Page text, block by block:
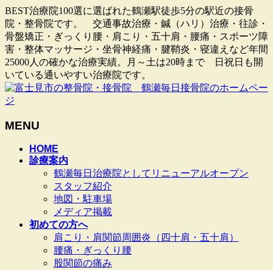
BEST治療院100選に選ばれた鶴瀬駅徒歩5分の駅近の接骨
院・整骨院です。 交通事故治療・鍼（ハリ）治療・往診・
骨盤矯正・ぎっくり腰・肩こり・五十肩・腰痛・スポーツ障
害・整体マッサージ・坐骨神経痛・腱鞘炎・寝違えなど年間
25000人の確かな治療実績。月～土は20時まで 日祝日も開
いている通いやすい治療院です。
MENU
HOME
診療案内
鶴瀬毎日治療院としてリニューアルオープン
スタッフ紹介
地図・駐車場
メディア掲載
初めての方へ
肩こり・肩関節周囲炎（四十肩・五十肩）
腰痛・ぎっくり腰
股関節の痛み